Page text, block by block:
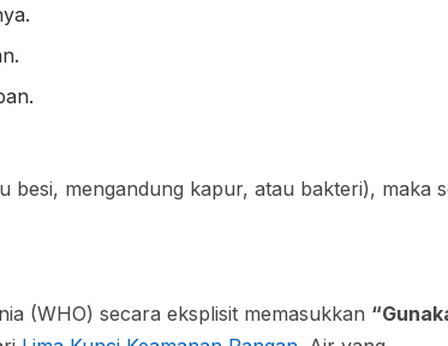
mengandung kapur, atau bakteri), maka
(WHO) secara eksplisit memasukkan